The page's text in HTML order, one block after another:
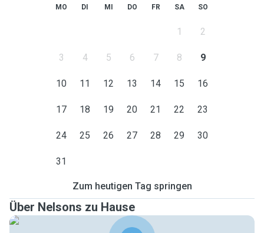
MO DI MI DO FR SA SO
1 2
3 4 5 6 7 8 9
10 11 12 13 14 15 16
17 18 19 20 21 22 23
24 25 26 27 28 29 30
31
Zum heutigen Tag springen
Über Nelsons zu Hause